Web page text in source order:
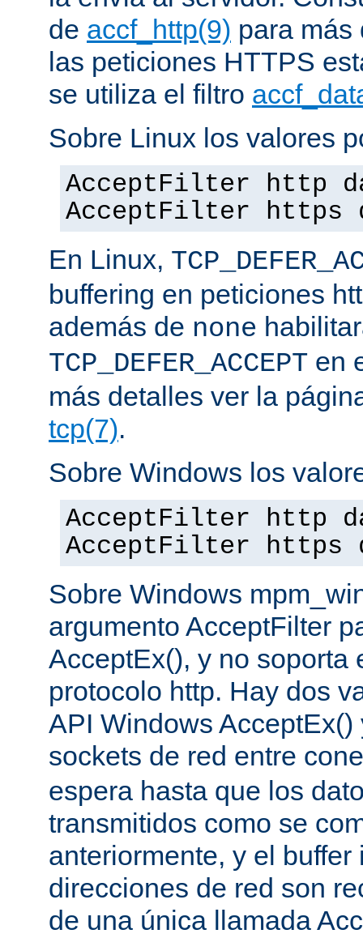
de accf_http(9) para más
las peticiones HTTPS
se utiliza el filtro
Sobre Linux los valores
AcceptFilter http
AcceptFilter https
En Linux,
buffering en peticiones
además de none
TCP_DEFER_ACCEPT en
más detalles ver la
tcp(7).
Sobre Windows los
AcceptFilter http
AcceptFilter https
Sobre Windows
argumento AcceptFilter
AcceptEx(), y no soporta
protocolo http. Hay dos
API Windows
sockets de red entre
espera hasta que los
transmitidos como se
anteriormente, y el
direcciones de red son
de una única llamada